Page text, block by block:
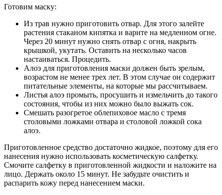
Готовим маску:
Из трав нужно приготовить отвар. Для этого залейте
растения стаканом кипятка и варите на медленном огне.
Через 20 минут нужно снять отвар с огня, накрыть
крышкой, укутать. Оставить на несколько часов
настаиваться. Процедить.
Алоэ для приготовления маски должен быть зрелым,
возрастом не менее трех лет. В этом случае он содержит
питательные элементы, на которые мы рассчитываем.
Листья алоэ промыть, просушить и измельчить до такого
состояния, чтобы из них можно было выжать сок.
Смешать разогретое облепиховое масло с тремя
столовыми ложками отвара и столовой ложкой сока
алоэ.
Приготовленное средство достаточно жидкое, поэтому для его
нанесения нужно использовать косметическую салфетку.
Смочите салфетку в приготовленной жидкости и наложите на
лицо. Держать около 15 минут. Не забудьте очистить и
распарить кожу перед нанесением маски.